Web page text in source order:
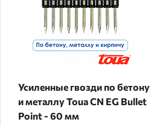
Усиленные гвозди по бетону
и металлу Toua CN EG Bullet
Point - 60 мм